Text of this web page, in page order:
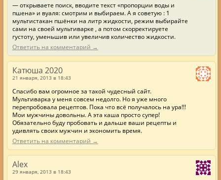
— открываете поиск, вводите текст «пропорции воды и
пшена» и вуаля: смотрим и выбираем. А я советую : 1
мультистакан пшёнки на литр жидкости, режим выбирайте
сами на своей мультиварке , а потом скорректируете
густоту, уменьшив или увеличив количество жидкости.
Ответить на комментарий →
Катюша 2020
21 января, 2013 в 18:43
Спасибо вам огромное за такой чудесный сайт.
Мультиварка у меня совсем недолго. Но я уже много
перепробовала рецептов. Пока что всё получалось на ура!!!
Мои мужчины довольны. А эта каша просто супер!
Обязательно буду пробовать и дальше ваши рецепты и
удивлять своих мужчин и экономить время.
Ответить на комментарий →
Alex
29 января, 2013 в 18:43